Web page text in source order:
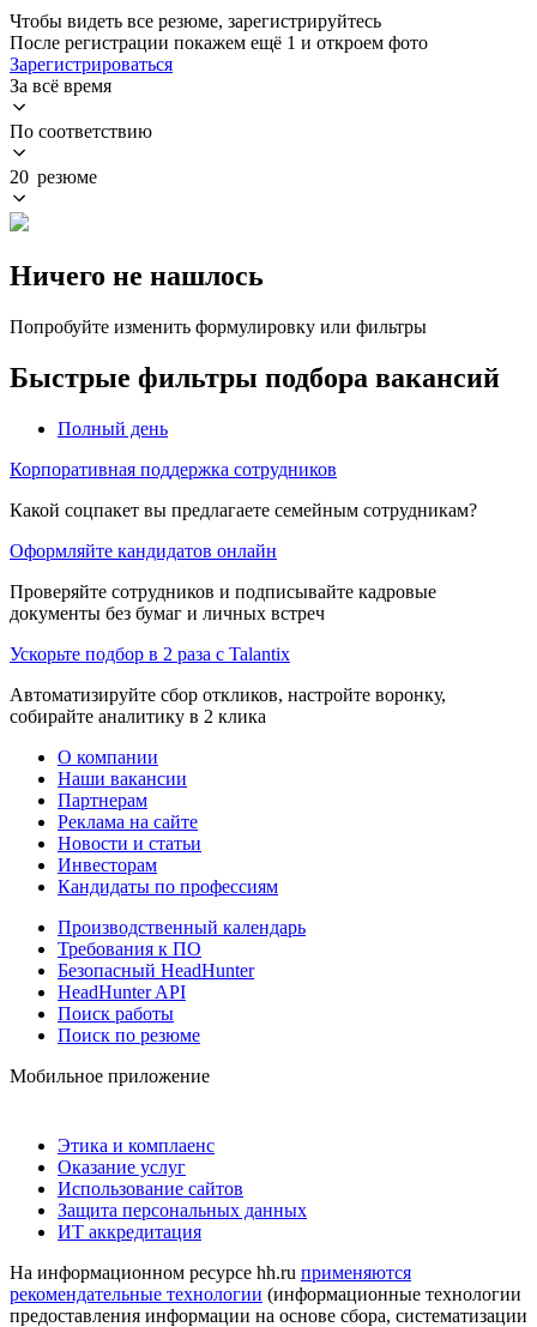
Чтобы видеть все резюме, зарегистрируйтесь
После регистрации покажем ещё 1 и откроем фото
Зарегистрироваться
За всё время
По соответствию
20 резюме
Ничего не нашлось
Попробуйте изменить формулировку или фильтры
Быстрые фильтры подбора вакансий
Полный день
Корпоративная поддержка сотрудников
Какой соцпакет вы предлагаете семейным сотрудникам?
Оформляйте кандидатов онлайн
Проверяйте сотрудников и подписывайте кадровые
документы без бумаг и личных встреч
Ускорьте подбор в 2 раза с Talantix
Автоматизируйте сбор откликов, настройте воронку,
собирайте аналитику в 2 клика
О компании
Наши вакансии
Партнерам
Реклама на сайте
Новости и статьи
Инвесторам
Кандидаты по профессиям
Производственный календарь
Требования к ПО
Безопасный HeadHunter
HeadHunter API
Поиск работы
Поиск по резюме
Мобильное приложение
Этика и комплаенс
Оказание услуг
Использование сайтов
Защита персональных данных
ИТ аккредитация
На информационном ресурсе hh.ru применяются
рекомендательные технологии (информационные технологии
предоставления информации на основе сбора, систематизации